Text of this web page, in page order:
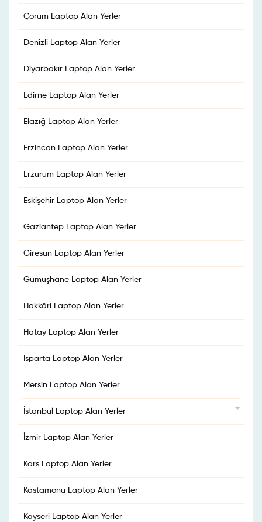
Çorum Laptop Alan Yerler
Denizli Laptop Alan Yerler
Diyarbakır Laptop Alan Yerler
Edirne Laptop Alan Yerler
Elazığ Laptop Alan Yerler
Erzincan Laptop Alan Yerler
Erzurum Laptop Alan Yerler
Eskişehir Laptop Alan Yerler
Gaziantep Laptop Alan Yerler
Giresun Laptop Alan Yerler
Gümüşhane Laptop Alan Yerler
Hakkâri Laptop Alan Yerler
Hatay Laptop Alan Yerler
Isparta Laptop Alan Yerler
Mersin Laptop Alan Yerler
İstanbul Laptop Alan Yerler
İzmir Laptop Alan Yerler
Kars Laptop Alan Yerler
Kastamonu Laptop Alan Yerler
Kayseri Laptop Alan Yerler